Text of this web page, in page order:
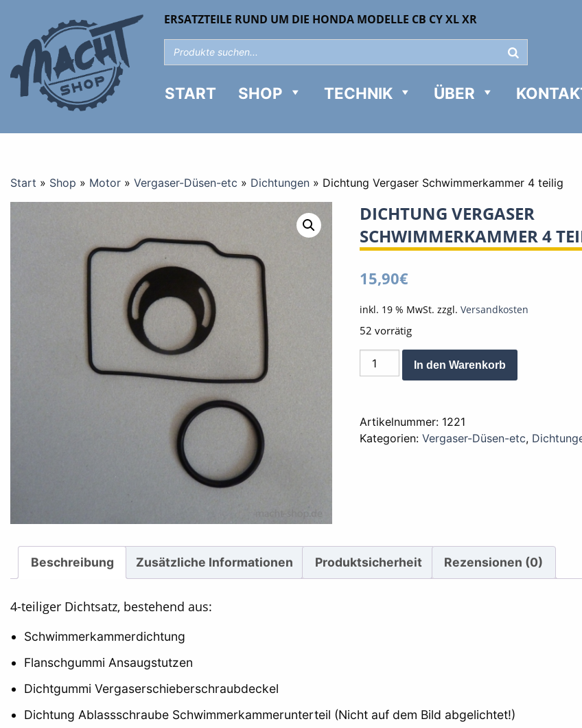
ERSATZTEILE RUND UM DIE HONDA MODELLE CB CY XL XR
START SHOP TECHNIK ÜBER
Start » Shop » Motor » Vergaser-Düsen-etc » Dichtungen » Dichtung Vergaser Schwimmerkammer 4 teilig
DICHTUNG VERGASER
SCHWIMMERKAMMER 4
15,90€
inkl. 19 % MwSt. zzgl. Versandkosten
52 vorrätig
Dichtung
Vergaser
teilig
Menge
In den Warenkorb
Artikelnummer: 1221
Kategorien: Vergaser-Düsen-etc,
Beschreibung Zusätzliche Informationen Produktsicherheit Rezensionen (0)
4-teiliger Dichtsatz, bestehend aus:
Schwimmerkammerdichtung
Flanschgummi Ansaugstutzen
Dichtgummi Vergaserschieberschraubdeckel
Dichtung Ablassschraube Schwimmerkammerunterteil (Nicht auf dem Bild abgelichtet!)